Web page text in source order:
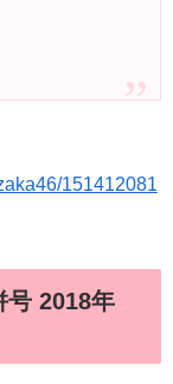
151412081
号 2018年